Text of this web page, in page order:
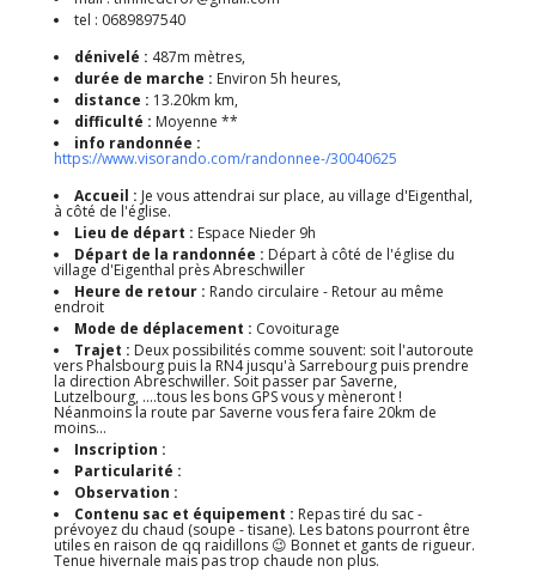
tel : 0689897540
dénivelé : 487m mètres,
durée de marche : Environ 5h heures,
distance : 13.20km km,
difficulté : Moyenne **
info randonnée :
https://www.visorando.com/randonnee-/30040625
Accueil : Je vous attendrai sur place, au village d'Eigenthal,
à côté de l'église.
Lieu de départ : Espace Nieder 9h
Départ de la randonnée : Départ à côté de l'église du
village d'Eigenthal près Abreschwiller
Heure de retour : Rando circulaire - Retour au même
endroit
Mode de déplacement : Covoiturage
Trajet : Deux possibilités comme souvent: soit l'autoroute
vers Phalsbourg puis la RN4 jusqu'à Sarrebourg puis prendre
la direction Abreschwiller. Soit passer par Saverne,
Lutzelbourg, ....tous les bons GPS vous y mèneront !
Néanmoins la route par Saverne vous fera faire 20km de
moins...
Inscription :
Particularité :
Observation :
Contenu sac et équipement : Repas tiré du sac -
prévoyez du chaud (soupe - tisane). Les batons pourront être
utiles en raison de qq raidillons 😉 Bonnet et gants de rigueur.
Tenue hivernale mais pas trop chaude non plus.